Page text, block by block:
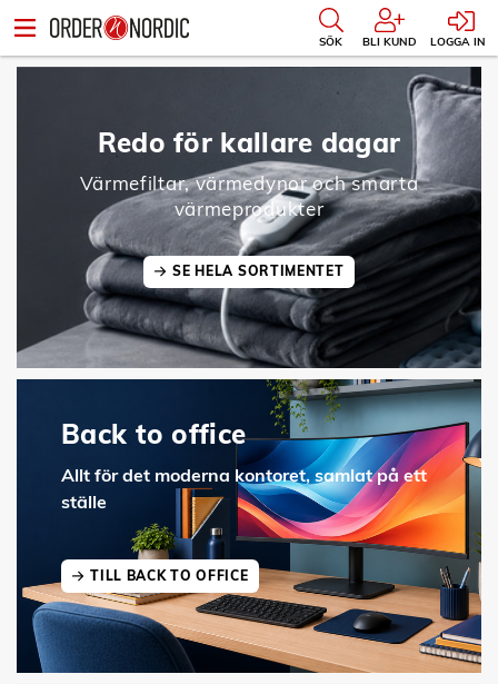
SÖK BLI KUND LOGGA IN
Redo för kallare dagar
Värmefiltar, värmedynor och smarta
värmeprodukter
SE HELA SORTIMENTET
Back to office
Allt för det moderna kontoret, samlat på ett
ställe
TILL BACK TO OFFICE